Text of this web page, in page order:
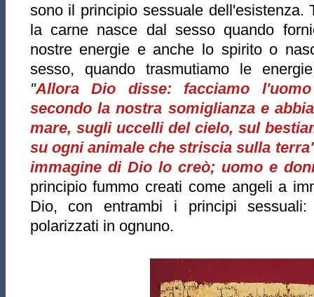
sono il principio sessuale dell'esistenza.
la carne nasce dal sesso quando
nostre energie e anche lo spirito o
sesso, quando trasmutiamo le
"Allora Dio disse: facciamo
secondo la nostra somiglianza e
mare, sugli uccelli del cielo, sul
su ogni animale che striscia sulla
immagine di Dio lo creò; uomo e
principio fummo creati come angeli a
Dio, con entrambi i principi
polarizzati in ognuno.